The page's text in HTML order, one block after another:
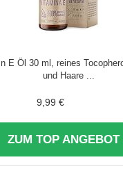
E Öl 30 ml, reines
und Haare ...
9,99 €
ZUM TOP ANGEBOT